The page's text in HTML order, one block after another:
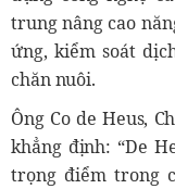
trung nâng cao
ứng, kiểm soát
chăn nuôi.
Ông Co de Heus,
khẳng định: “De
trọng điểm trong